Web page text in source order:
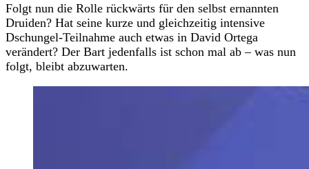
Folgt nun die Rolle rückwärts für den selbst ernannten
Druiden? Hat seine kurze und gleichzeitig intensive
Dschungel-Teilnahme auch etwas in David Ortega
verändert? Der Bart jedenfalls ist schon mal ab – was nun
folgt, bleibt abzuwarten.